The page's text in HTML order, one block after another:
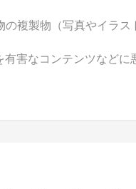
複製物（写真やイラ
害なコンテンツなどに